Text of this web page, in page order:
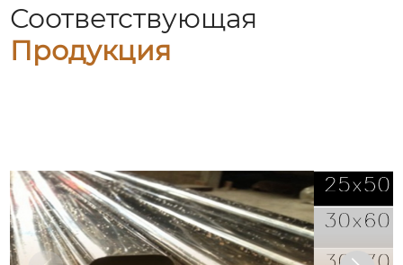
Соответствующая
Продукция